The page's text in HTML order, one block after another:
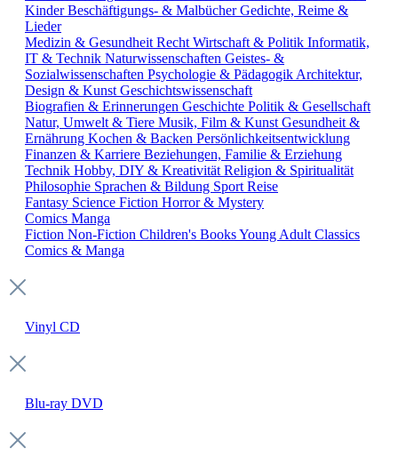
KinderBeschäftigungs- & MalbücherGedichte, Reime &
Lieder
Medizin & Gesundheit Recht Wirtschaft & Politik Informatik,
IT & Technik Naturwissenschaften Geistes- &
Sozialwissenschaften Psychologie & Pädagogik Architektur,
Design & Kunst Geschichtswissenschaft
Biografien & Erinnerungen Geschichte Politik & Gesellschaft
Natur, Umwelt & Tiere Musik, Film & Kunst Gesundheit &
Ernährung Kochen & Backen Persönlichkeitsentwicklung
Finanzen & Karriere Beziehungen, Familie & Erziehung
Technik Hobby, DIY & Kreativität Religion & Spiritualität
Philosophie Sprachen & Bildung Sport Reise
Fantasy Science Fiction Horror & Mystery
Comics Manga
Fiction Non-Fiction Children's BooksYoung Adult Classics
Comics & Manga
Vinyl CD
Blu-ray DVD